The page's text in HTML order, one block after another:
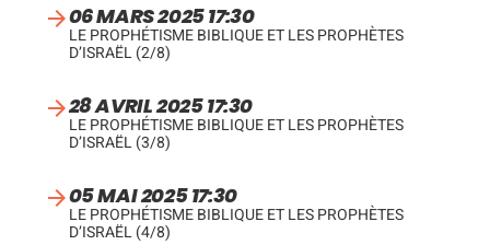
06 MARS 2025 17:30
LE PROPHÉTISME BIBLIQUE ET LES PROPHÈTES
D’ISRAËL (2/8)
28 AVRIL 2025 17:30
LE PROPHÉTISME BIBLIQUE ET LES PROPHÈTES
D’ISRAËL (3/8)
05 MAI 2025 17:30
LE PROPHÉTISME BIBLIQUE ET LES PROPHÈTES
D’ISRAËL (4/8)